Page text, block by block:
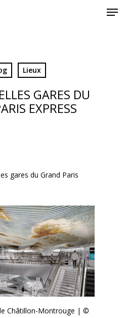
Lieux
GARES DU
EXPRESS
gares du Grand Paris
Châtillon-Montrouge | ©